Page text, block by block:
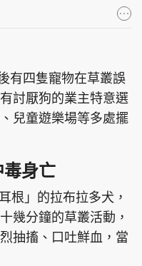
有四隻寵物在草叢誤
討厭狗的業主特意選
兒童遊樂場等多處擺
毒身亡
根」的拉布拉多犬，
幾分鐘的草叢活動，
抽搐、口吐鮮血，當